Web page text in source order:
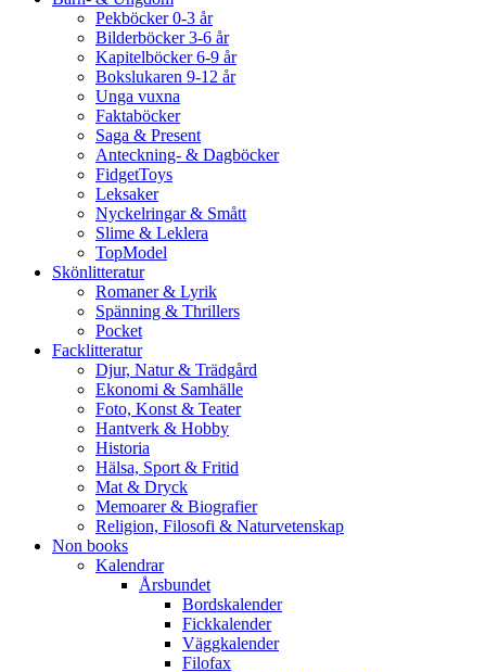
Pekböcker 0-3 år
Bilderböcker 3-6 år
Kapitelböcker 6-9 år
Bokslukaren 9-12 år
Unga vuxna
Faktaböcker
Saga & Present
Anteckning- & Dagböcker
FidgetToys
Leksaker
Nyckelringar & Smått
Slime & Leklera
TopModel
Skönlitteratur
Romaner & Lyrik
Spänning & Thrillers
Pocket
Facklitteratur
Djur, Natur & Trädgård
Ekonomi & Samhälle
Foto, Konst & Teater
Hantverk & Hobby
Historia
Hälsa, Sport & Fritid
Mat & Dryck
Memoarer & Biografier
Religion, Filosofi & Naturvetenskap
Non books
Kalendrar
Årsbundet
Bordskalender
Fickkalender
Väggkalender
Filofax